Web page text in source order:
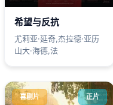
希望与反抗
尤莉亚·延奇,杰拉德·亚历
山大·海德,法
喜剧片 正片